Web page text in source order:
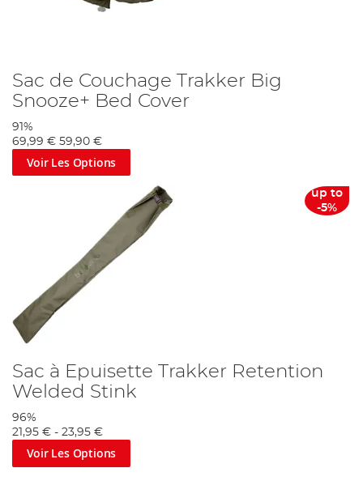
Sac de Couchage Trakker Big
Snooze+ Bed Cover
91%
69,99 € 59,90 €
Voir Les Options
up to
-5%
Sac à Epuisette Trakker Retention
Welded Stink
96%
21,95 € - 23,95 €
Voir Les Options